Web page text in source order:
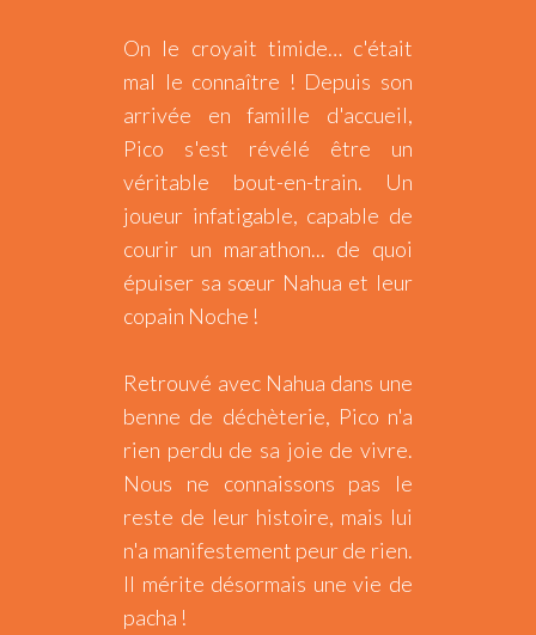
On le croyait timide… c'était
mal le connaître ! Depuis son
arrivée en famille d'accueil,
Pico s'est révélé être un
véritable bout-en-train. Un
joueur infatigable, capable de
courir un marathon... de quoi
épuiser sa sœur Nahua et leur
copain Noche !
Retrouvé avec Nahua dans une
benne de déchèterie, Pico n'a
rien perdu de sa joie de vivre.
Nous ne connaissons pas le
reste de leur histoire, mais lui
n'a manifestement peur de rien.
Il mérite désormais une vie de
pacha !